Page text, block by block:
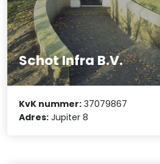
Schot Infra B.V.
KvK nummer: 37079867
Adres: Jupiter 8